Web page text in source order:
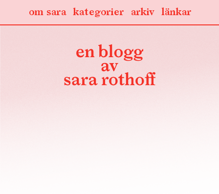
länkar
arkiv
kategorier
om sara